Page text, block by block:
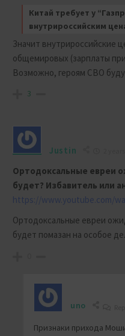
Китай требует у
внутрироссийским
Значит внутрироссийские
общемировых (зарплаты
Возможно, героям СВО
3
Justin
Ортодоксальные евреи
будет? Избавитель или
https://www.youtube.com/
Ортодоксальные евреи
будет помазан на особое
uno
Признаки прихода